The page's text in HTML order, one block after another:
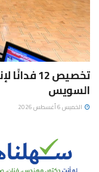
تخصيص
السويس
الخميس 6 أغسطس 2026